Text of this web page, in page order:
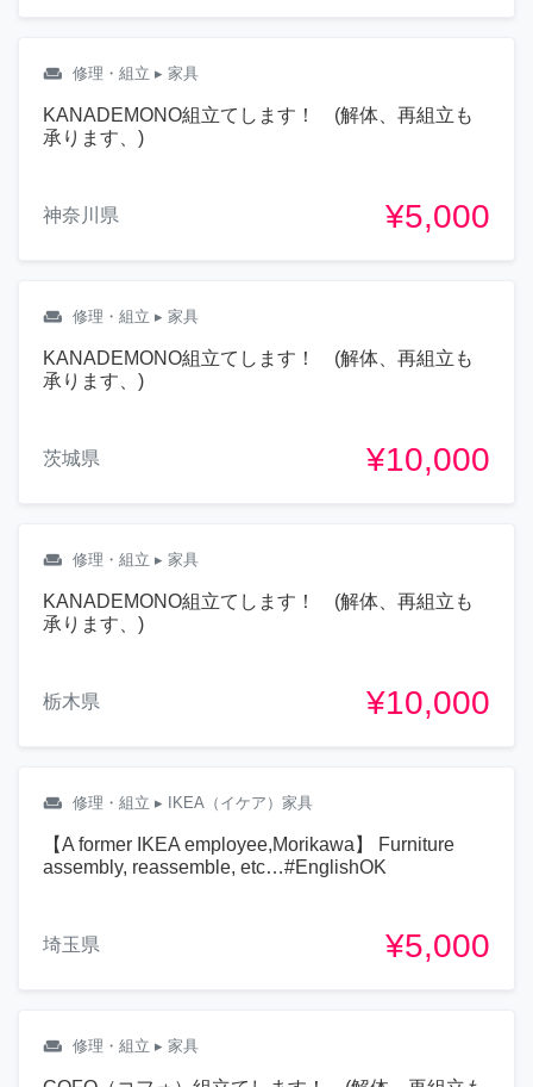
weekend 修理・組立 ▸ 家具
KANADEMONO組立てします！ (解体、再組立も
承ります、)
神奈川県 ¥5,000
weekend 修理・組立 ▸ 家具
KANADEMONO組立てします！ (解体、再組立も
承ります、)
茨城県 ¥10,000
weekend 修理・組立 ▸ 家具
KANADEMONO組立てします！ (解体、再組立も
承ります、)
栃木県 ¥10,000
weekend 修理・組立 ▸ IKEA（イケア）家具
【A former IKEA employee,Morikawa】 Furniture
assembly, reassemble, etc…#EnglishOK
埼玉県 ¥5,000
weekend 修理・組立 ▸ 家具